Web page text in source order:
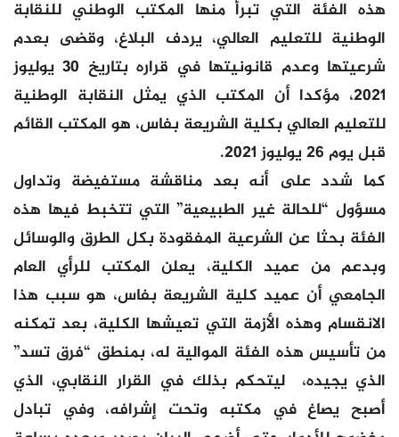
هذه الفئة التي تبرأ منها المكتب الوطني للنقابة
الوطنية للتعليم العالي، يردف البلاغ، وقضى بعدم
شرعيتها وعدم قانونيتها في قراره بتاريخ 30 يوليوز
2021، مؤكدا أن المكتب الذي يمثل النقابة الوطنية
للتعليم العالي بكلية الشريعة بفاس، هو المكتب القائم
قبل يوم 26 يوليوز 2021.
كما شدد على أنه بعد مناقشة مستفيضة وتداول
مسؤول “للحالة غير الطبيعية” التي تتخبط فيها هذه
الفئة بحثا عن الشرعية المفقودة بكل الطرق والوسائل
وبدعم من عميد الكلية، يعلن المكتب للرأي العام
الجامعي أن عميد كلية الشريعة بفاس، هو سبب هذا
الانقسام وهذه الأزمة التي تعيشها الكلية، بعد تمكنه
من تأسيس هذه الفئة الموالية له، بمنطق “فرق تسد”
الذي يجيده، ليتحكم بذلك في القرار النقابي، الذي
أصبح يصاغ في مكتبه وتحت إشرافه، وفي تبادل